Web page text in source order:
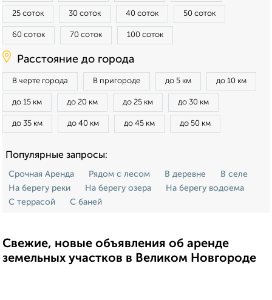
25 соток 30 соток 40 соток 50 соток
60 соток 70 соток 100 соток
Расстояние до города
В черте города В пригороде до 5 км до 10 км
до 15 км до 20 км до 25 км до 30 км
до 35 км до 40 км до 45 км до 50 км
Популярные запросы:
Срочная Аренда Рядом с лесом В деревне
В селе
На берегу реки
На берегу озера
На берегу водоема
С террасой
С баней
Свежие, новые объявления об аренде
земельных участков в Великом Новгороде